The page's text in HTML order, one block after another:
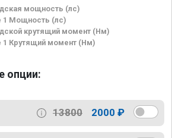
мощность (лс)
1 Мощность (лс)
крутящий момент (Нм)
1 Крутящий момент (Нм)
опции:
13800 2000 ₽